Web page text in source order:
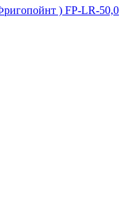
) FP-LR-50,0